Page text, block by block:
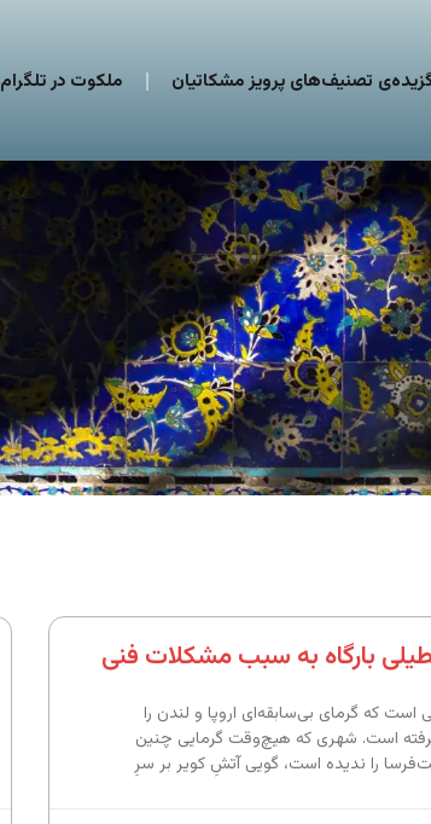
تصنیف‌های پرویز مشکاتیان ملکوت در تلگرام
بارگاه به سبب مشکلات فنی
است که گرمای بی‌سابقه‌ای اروپا و لندن را
است. شهری که هیچ‌وقت گرمایی چنین
را ندیده است، گویی آتشِ کویر بر سرِ